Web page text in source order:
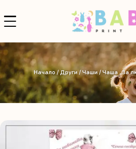
Начало /Други/Чаши/ Чаша „За